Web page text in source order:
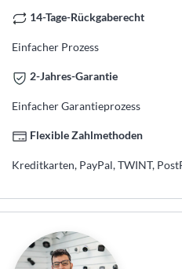
14-Tage-Rückgaberecht
Einfacher Prozess
2-Jahres-Garantie
Einfacher Garantieprozess
Flexible Zahlmethoden
Kreditkarten, PayPal, TWINT,